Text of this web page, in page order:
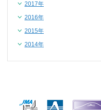
2017年
2016年
2015年
2014年